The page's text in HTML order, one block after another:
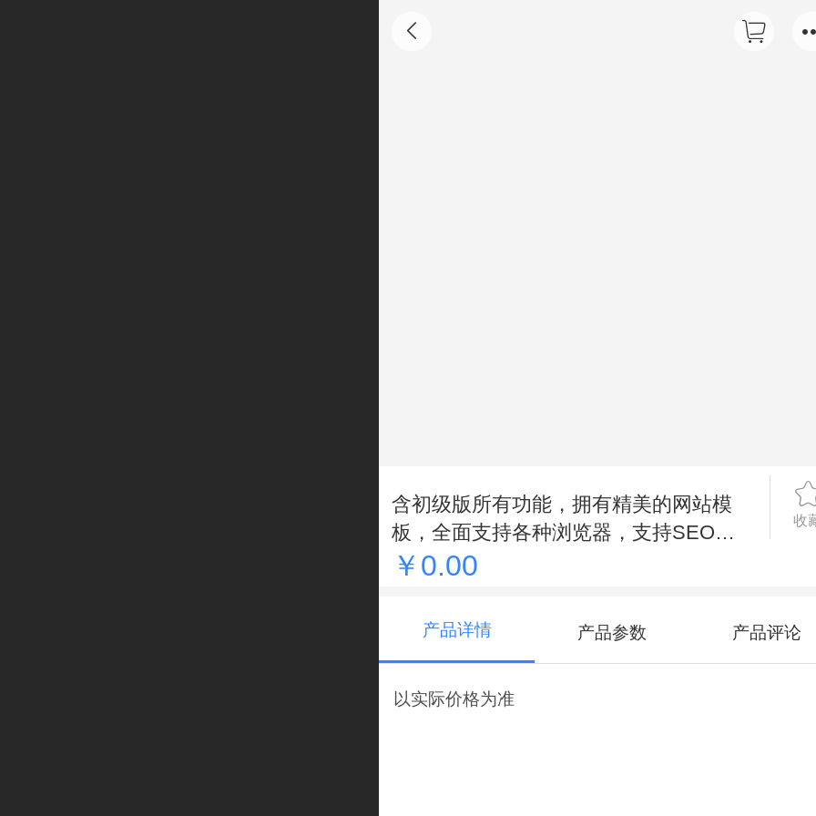
含初级版所有功能，拥有精美的网站模
板，全面支持各种浏览器，支持SEO优
化，200M网站空间。
收
￥0.00
产品详情 产品参数 产品评论
以实际价格为准